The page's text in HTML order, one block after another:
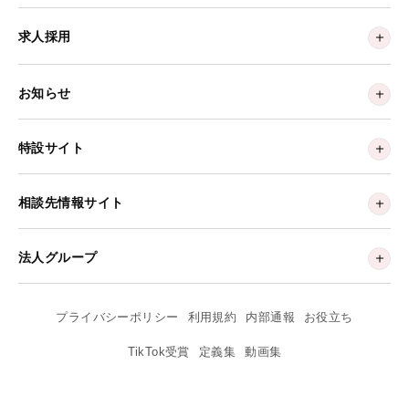
求人採用
お知らせ
特設サイト
相談先情報サイト
法人グループ
プライバシーポリシー 利用規約 内部通報 お役立ち
TikTok受賞 定義集 動画集